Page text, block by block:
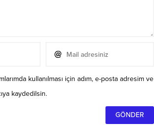
kullanılması için adım, e-posta adresim ve
kaydedilsin.